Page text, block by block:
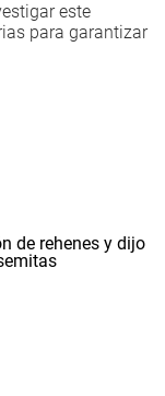
este
para garantizar